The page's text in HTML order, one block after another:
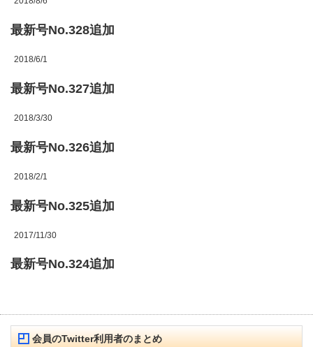
最新号No.328追加
2018/6/1
最新号No.327追加
2018/3/30
最新号No.326追加
2018/2/1
最新号No.325追加
2017/11/30
最新号No.324追加
会員のTwitter利用者のまとめ